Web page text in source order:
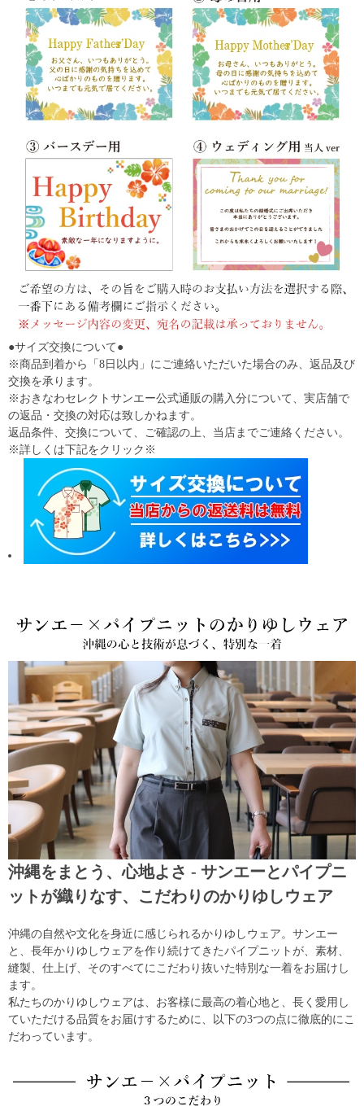
●サイズ交換について●
※商品到着から「8日以内」にご連絡いただいた場合のみ、返品及び
交換を承ります。
※おきなわセレクトサンエー公式通販の購入分について、実店舗で
の返品・交換の対応は致しかねます。
返品条件、交換について、ご確認の上、当店までご連絡ください。
※詳しくは下記をクリック※
沖縄をまとう、心地よさ - サンエーとパイプニ
ットが織りなす、こだわりのかりゆしウェア
沖縄の自然や文化を身近に感じられるかりゆしウェア。サンエー
と、長年かりゆしウェアを作り続けてきたパイプニットが、素材、
縫製、仕上げ、そのすべてにこだわり抜いた特別な一着をお届けし
ます。
私たちのかりゆしウェアは、お客様に最高の着心地と、長く愛用し
ていただける品質をお届けするために、以下の3つの点に徹底的にこ
だわっています。